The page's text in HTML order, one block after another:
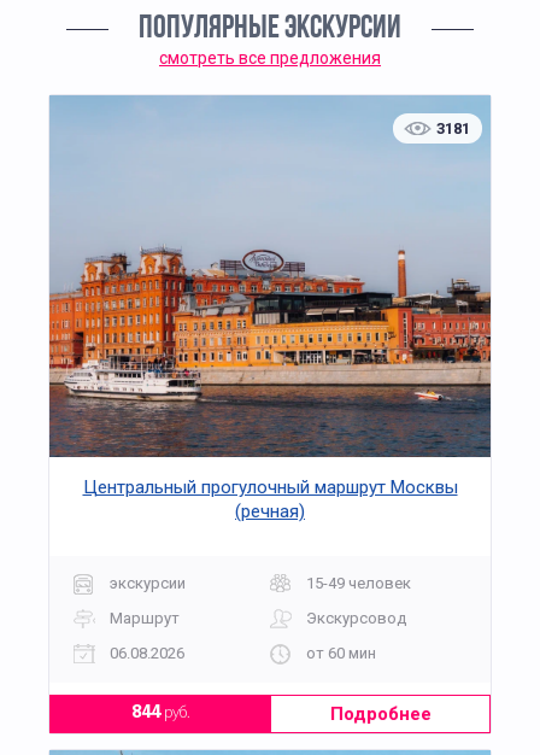
ПОПУЛЯРНЫЕ ЭКСКУРСИИ
смотреть все предложения
3181
Центральный прогулочный маршрут Москвы
(речная)
экскурсии
15-49 человек
Маршрут
Экскурсовод
06.08.2026
от 60 мин
844руб. Подробнее